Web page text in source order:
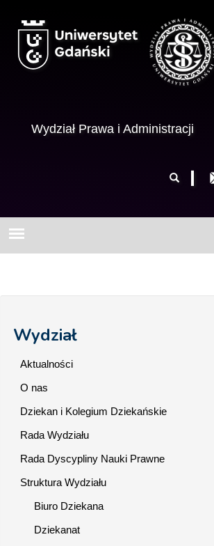
Wydział Prawa i Administracji
wyszukiwania
Wydział
Aktualności
O nas
Dziekan i Kolegium Dziekańskie
Rada Wydziału
Rada Dyscypliny Nauki Prawne
Struktura Wydziału
Biuro Dziekana
Dziekanat